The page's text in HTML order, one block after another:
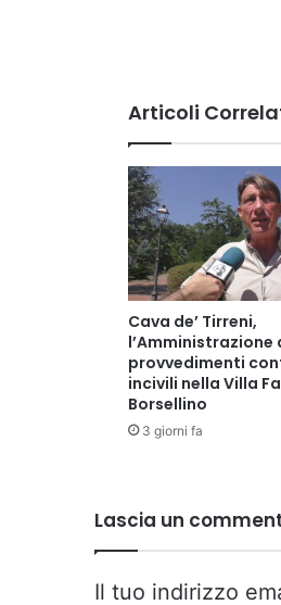
Articoli
Cava de’ Tirreni,
l’Amministrazione
provvedimenti
incivili nella Villa
Borsellino
3 giorni fa
Lascia un
Il tuo indirizzo